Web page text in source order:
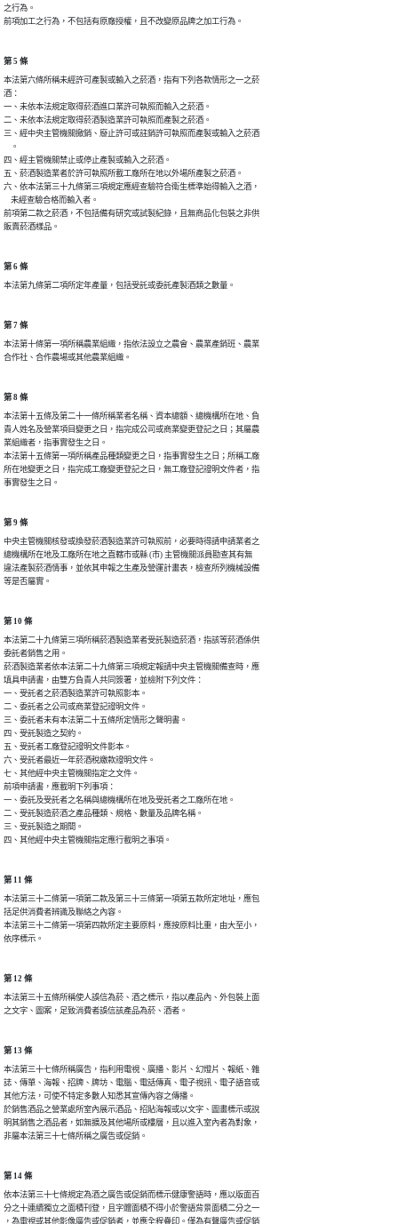
之行為。
前項加工之行為，不包括有原廠授權，且不改變原品牌之加工行為。
第 5 條
本法第六條所稱未經許可產製或輸入之菸酒，指有下列各款情形之一之菸
酒：
一、未依本法規定取得菸酒進口業許可執照而輸入之菸酒。
二、未依本法規定取得菸酒製造業許可執照而產製之菸酒。
三、經中央主管機關撤銷、廢止許可或註銷許可執照而產製或輸入之菸酒
    。
四、經主管機關禁止或停止產製或輸入之菸酒。
五、菸酒製造業者於許可執照所載工廠所在地以外場所產製之菸酒。
六、依本法第三十九條第三項規定應經查驗符合衛生標準始得輸入之酒，
    未經查驗合格而輸入者。
前項第二款之菸酒，不包括備有研究或試製紀錄，且無商品化包裝之非供
販賣菸酒樣品。
第 6 條
本法第九條第二項所定年產量，包括受託或委託產製酒類之數量。
第 7 條
本法第十條第一項所稱農業組織，指依法設立之農會、農業產銷班、農業
合作社、合作農場或其他農業組織。
第 8 條
本法第十五條及第二十一條所稱業者名稱、資本總額、總機構所在地、負
責人姓名及營業項目變更之日，指完成公司或商業變更登記之日；其屬農
業組織者，指事實發生之日。
本法第十五條第一項所稱產品種類變更之日，指事實發生之日；所稱工廠
所在地變更之日，指完成工廠變更登記之日，無工廠登記證明文件者，指
事實發生之日。
第 9 條
中央主管機關核發或換發菸酒製造業許可執照前，必要時得請申請業者之
總機構所在地及工廠所在地之直轄市或縣 (市) 主管機關派員勘查其有無
違法產製菸酒情事，並依其申報之生產及營運計畫表，檢查所列機械設備
等是否屬實。
第 10 條
本法第二十九條第三項所稱菸酒製造業者受託製造菸酒，指該等菸酒係供
委託者銷售之用。
菸酒製造業者依本法第二十九條第三項規定報請中央主管機關備查時，應
填具申請書，由雙方負責人共同簽署，並檢附下列文件：
一、受託者之菸酒製造業許可執照影本。
二、委託者之公司或商業登記證明文件。
三、委託者未有本法第二十五條所定情形之聲明書。
四、受託製造之契約。
五、受託者工廠登記證明文件影本。
六、受託者最近一年菸酒稅繳款證明文件。
七、其他經中央主管機關指定之文件。
前項申請書，應載明下列事項：
一、委託及受託者之名稱與總機構所在地及受託者之工廠所在地。
二、受託製造菸酒之產品種類、規格、數量及品牌名稱。
三、受託製造之期間。
四、其他經中央主管機關指定應行載明之事項。
第 11 條
本法第三十二條第一項第二款及第三十三條第一項第五款所定地址，應包
括足供消費者辨識及聯絡之內容。
本法第三十二條第一項第四款所定主要原料，應按原料比重，由大至小，
依序標示。
第 12 條
本法第三十五條所稱使人誤信為菸、酒之標示，指以產品內、外包裝上面
之文字、圖案，足致消費者誤信該產品為菸、酒者。
第 13 條
本法第三十七條所稱廣告，指利用電視、廣播、影片、幻燈片、報紙、雜
誌、傳單、海報、招牌、牌坊、電腦、電話傳真、電子視訊、電子語音或
其他方法，可使不特定多數人知悉其宣傳內容之傳播。
於銷售酒品之營業處所室內展示酒品、招貼海報或以文字、圖畫標示或說
明其銷售之酒品者，如無擴及其他場所或樓層，且以進入室內者為對象，
非屬本法第三十七條所稱之廣告或促銷。
第 14 條
依本法第三十七條規定為酒之廣告或促銷而標示健康警語時，應以版面百
分之十連續獨立之面積刊登，且字體面積不得小於警語背景面積二分之一
，為電視或其他影像廣告或促銷者，並應全程疊印。僅為有聲廣告或促銷